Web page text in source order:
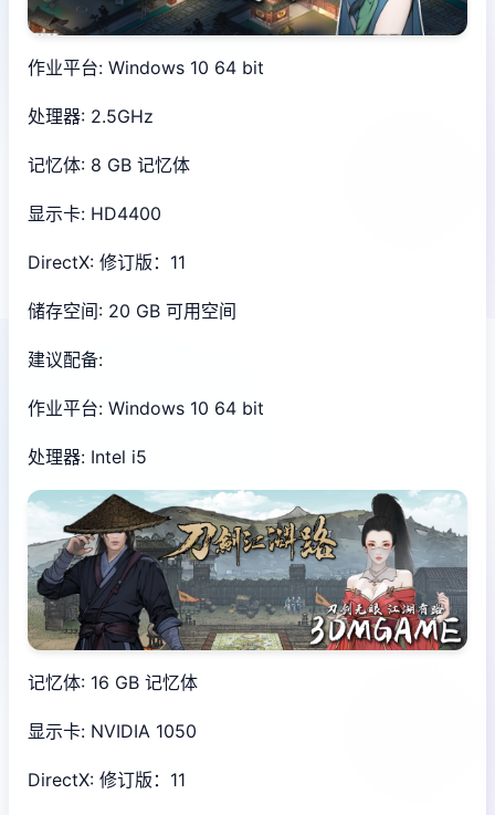
作业平台: Windows 10 64 bit
处理器: 2.5GHz
记忆体: 8 GB 记忆体
显示卡: HD4400
DirectX: 修订版：11
储存空间: 20 GB 可用空间
建议配备:
作业平台: Windows 10 64 bit
处理器: Intel i5
记忆体: 16 GB 记忆体
显示卡: NVIDIA 1050
DirectX: 修订版：11